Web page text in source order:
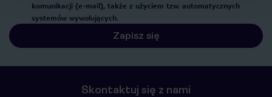
komunikacji (e-mail), także z użyciem tzw. automatycznych
systemów wywołujących.
Zapisz się
Skontaktuj się z nami